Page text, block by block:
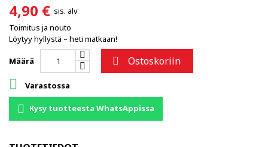
4,90 € sis. alv
Toimitus ja nouto
Löytyy hyllystä – heti matkaan!
Määrä  Ostoskoriin
 Varastossa
Kysy tuotteesta WhatsAppissa